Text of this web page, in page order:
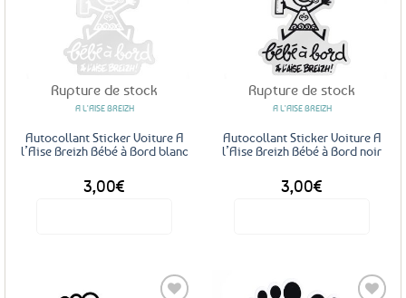
Rupture de stock
A L'AISE BREIZH
Autocollant Sticker Voiture A
l’Aise Breizh Bébé à Bord blanc
3,00€
Rupture de stock
A L'AISE BREIZH
Autocollant Sticker Voiture A
l’Aise Breizh Bébé à Bord noir
3,00€